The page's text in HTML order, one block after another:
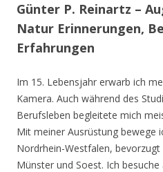
Günter P. Reinartz –
Natur Erinnerungen,
Erfahrungen
Im 15. Lebensjahr erwarb ich
Kamera. Auch während des
Berufsleben begleitete mich
Mit meiner Ausrüstung bewege
Nordrhein-Westfalen,
Münster und Soest. Ich